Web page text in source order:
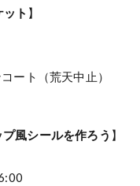
ト 】
ート（荒天中止）
風シールを作ろう 】